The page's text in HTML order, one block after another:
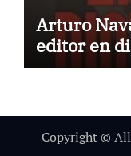
Arturo
editor en
Copyright ©